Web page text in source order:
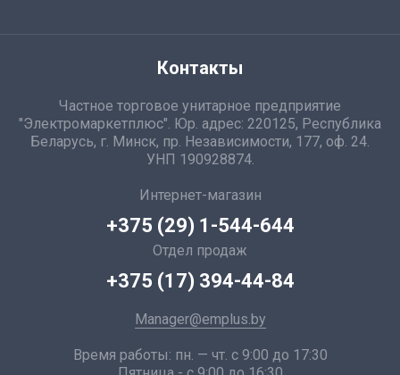
Контакты
Частное торговое унитарное предприятие
"Электромаркетплюс". Юр. адрес: 220125, Республика
Беларусь, г. Минск, пр. Независимости, 177, оф. 24.
УНП 190928874.
Интернет-магазин
+375 (29) 1-544-644
Отдел продаж
+375 (17) 394-44-84
Manager@emplus.by
Время работы: пн. — чт. с 9:00 до 17:30